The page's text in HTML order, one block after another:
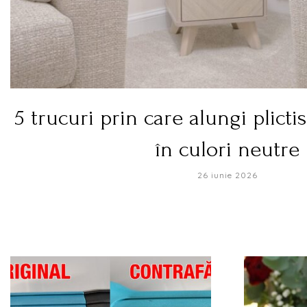
5 trucuri prin care alungi
în culori neutre
26 iunie 2026